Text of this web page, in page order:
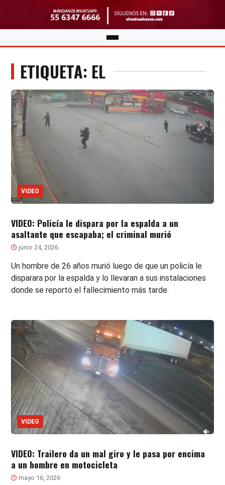
ETIQUETA: EL
VIDEO
VIDEO: Policía le dispara por la espalda a un
asaltante que escapaba; el criminal murió
junio 24, 2026
Un hombre de 26 años murió luego de que un policía le
disparara por la espalda y lo llevaran a sus instalaciones
donde se reportó el fallecimiento más tarde.
VIDEO
VIDEO: Trailero da un mal giro y le pasa por encima
a un hombre en motocicleta
mayo 16, 2026